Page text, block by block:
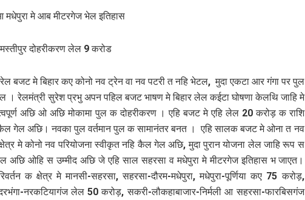
मे आब मीटरगेज भेल इतिहास
दोहरीकरण लेल 9 करोड
बजट मे बिहार कए कोनो नव ट्रेन वा नव पटरी त नहि भेटल, मुदा एकटा आर गंगा पर पुल
रेलमंत्री सुरेश प्रभु अपन पहिल बजट भाषण मे बिहार लेल कईटा घोषणा केलथि जाहि मे
अछि ओ अछि मोकामा पुल क दोहरीकरण । एहि बजट मे एहि लेल 20 करोड़ क राशि
गेल अछि। नवका पुल वर्तमान पुल क सामानंतर बनत । एहि सालक बजट मे ओना त नव
मे कोनो नव परियोजना स्वीकृत नहि कैल गेल अछि, मुदा पुरान योजना लेल जाहि रूप स
अछि ओहि स उम्मीद अछि जे एहि साल सहरसा व मधेपुरा मे मीटरगेज इतिहास भ जाएत।
क क्षेत्र मे मानसी-सहरसा, सहरसा-दौरम-मधेपुरा, मधेपुरा-पूर्णिया कए 75 करोड़,
नरकटियागंज लेल 50 करोड़, सकरी-लौकहाबाजार-निर्मली आ सहरसा-फारबिसगंज